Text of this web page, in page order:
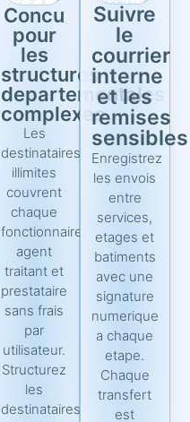
Concu
pour
les
structures
departementales
complexes
Les
destinataires
illimites
couvrent
chaque
fonctionnaire,
agent
traitant et
prestataire
sans frais
par
utilisateur.
Structurez
les
destinataires
Suivre
le
courrier
interne
et les
remises
sensibles
Enregistrez
les envois
entre
services,
etages et
batiments
avec une
signature
numerique
a chaque
etape.
Chaque
transfert
est